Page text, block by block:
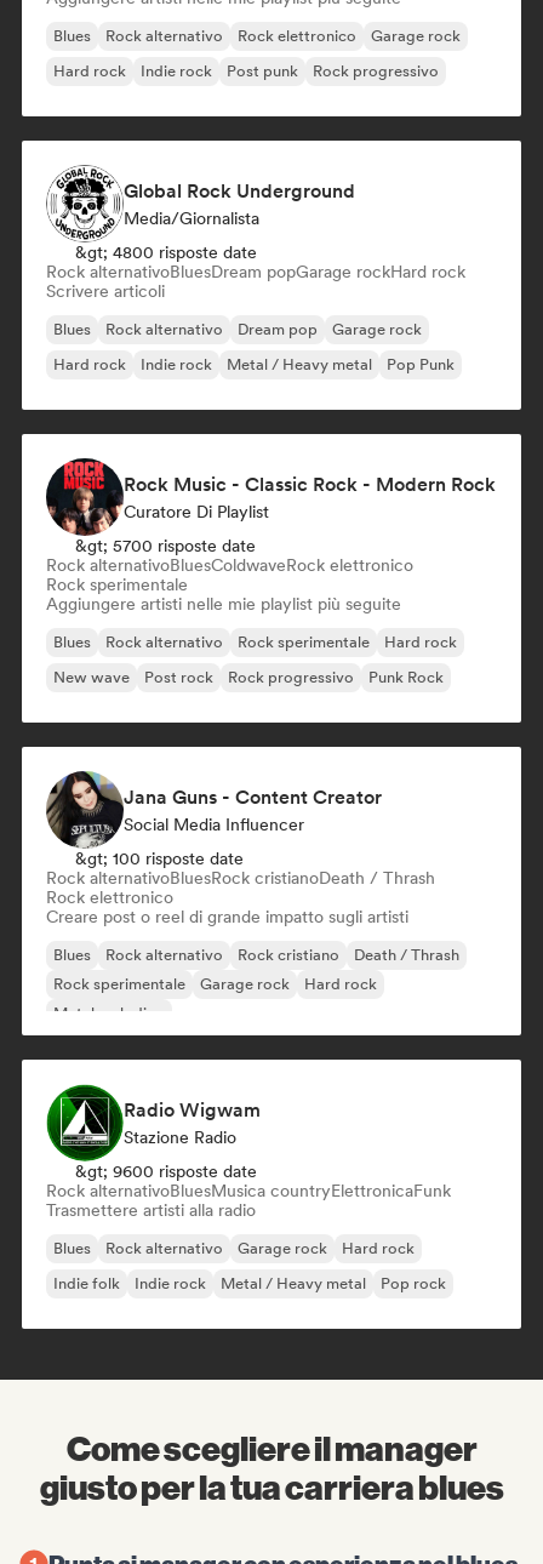
Blues Rock alternativo Rock elettronico
Garage rock
Hard rock
Indie rock Post punk Rock progressivo
Global Rock Underground
Media/Giornalista
&gt; 4800 risposte date
Rock alternativoBluesDream popGarage rockHard rock
Scrivere articoli
Blues Rock alternativo Dream pop
Garage rock
Hard rock
Indie rock Metal / Heavy metal Pop Punk
Rock Music - Classic Rock - Modern Rock
Curatore Di Playlist
&gt; 5700 risposte date
Rock alternativoBluesColdwaveRock elettronico
Rock sperimentale
Aggiungere artisti nelle mie playlist più seguite
Blues Rock alternativo Rock sperimentale
Hard rock
New wave
Post rock Rock progressivo Punk Rock
Jana Guns - Content Creator
Social Media Influencer
&gt; 100 risposte date
Rock alternativoBluesRock cristianoDeath / Thrash
Rock elettronico
Creare post o reel di grande impatto sugli artisti
Blues Rock alternativo Rock cristiano
Death / Thrash
Rock sperimentale
Garage rock
Hard rock
Metal melodico
Radio Wigwam
Stazione Radio
&gt; 9600 risposte date
Rock alternativoBluesMusica countryElettronicaFunk
Trasmettere artisti alla radio
Blues Rock alternativo Garage rock
Hard rock
Indie folk
Indie rock Metal / Heavy metal Pop rock
Come scegliere il manager
giusto per la tua carriera blues